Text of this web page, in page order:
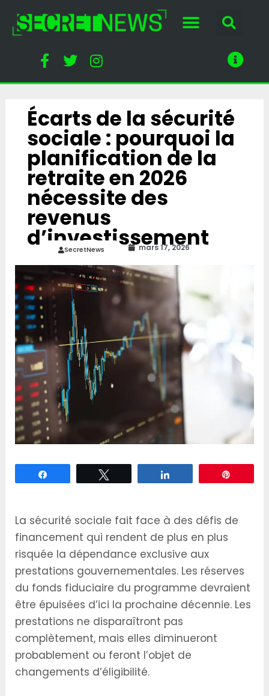
Écarts de la sécurité
sociale : pourquoi la
planification de la
retraite en 2026
nécessite des
revenus
d’investissement
SecretNews mars 17, 2026
La sécurité sociale fait face à des défis de
financement qui rendent de plus en plus
risquée la dépendance exclusive aux
prestations gouvernementales. Les réserves
du fonds fiduciaire du programme devraient
être épuisées d’ici la prochaine décennie. Les
prestations ne disparaîtront pas
complètement, mais elles diminueront
probablement ou feront l’objet de
changements d’éligibilité.